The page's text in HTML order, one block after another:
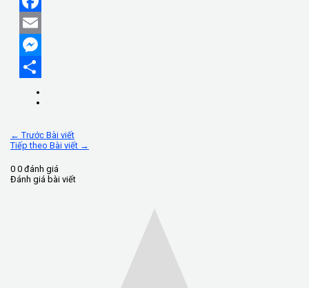
Facebook
Email
Messenger
← Trước Bài viết
Tiếp theo Bài viết →
0 0 đánh giá
Đánh giá bài viết